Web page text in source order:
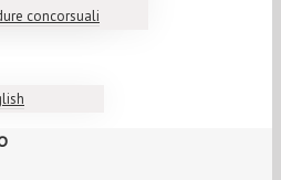
concorsuali